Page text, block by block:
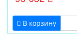
В корзину